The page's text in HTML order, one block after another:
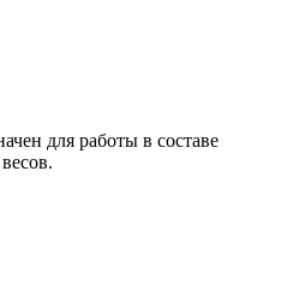
для работы в составе